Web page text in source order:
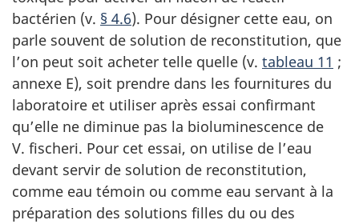
bactérien (v. § 4.6). Pour désigner cette eau, on
parle souvent de solution de reconstitution, que
l’on peut soit acheter telle quelle (v. tableau 11 ;
annexe E), soit prendre dans les fournitures du
laboratoire et utiliser après essai confirmant
qu’elle ne diminue pas la bioluminescence de
V. fischeri. Pour cet essai, on utilise de l’eau
devant servir de solution de reconstitution,
comme eau témoin ou comme eau servant à la
préparation des solutions filles du ou des